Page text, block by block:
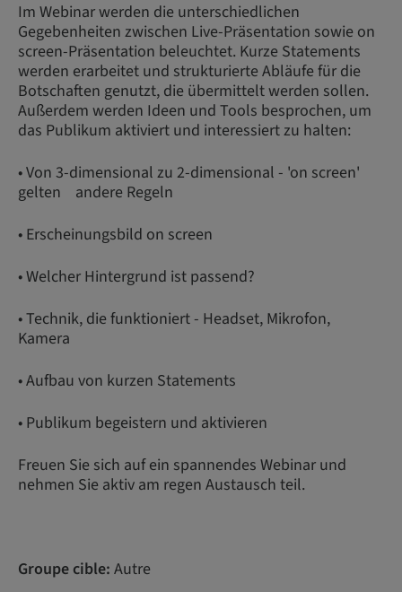
Im Webinar werden die unterschiedlichen
Gegebenheiten zwischen Live-Präsentation sowie on
screen-Präsentation beleuchtet. Kurze Statements
werden erarbeitet und strukturierte Abläufe für die
Botschaften genutzt, die übermittelt werden sollen.
Außerdem werden Ideen und Tools besprochen, um
das Publikum aktiviert und interessiert zu halten:
• Von 3-dimensional zu 2-dimensional - 'on screen'
gelten andere Regeln
• Erscheinungsbild on screen
• Welcher Hintergrund ist passend?
• Technik, die funktioniert - Headset, Mikrofon,
Kamera
• Aufbau von kurzen Statements
• Publikum begeistern und aktivieren
Freuen Sie sich auf ein spannendes Webinar und
nehmen Sie aktiv am regen Austausch teil.
Groupe cible: Autre